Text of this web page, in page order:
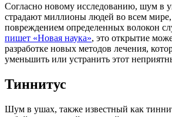
Согласно новому исследованию, шум в
страдают миллионы людей во всем
повреждением определенных волокон
пишет «Новая наука», это открытие
разработке новых методов лечения,
уменьшить или устранить этот
Тиннитус
Шум в ушах, также известный как